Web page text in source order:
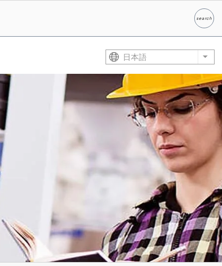
search
検索
日本語 List